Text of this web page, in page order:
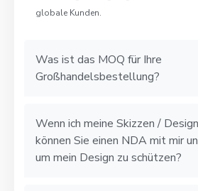
globale Kunden.
Was ist das MOQ für Ihre
Großhandelsbestellung?
Wenn ich meine Skizzen /
können Sie einen NDA mit mir
um mein Design zu schützen?